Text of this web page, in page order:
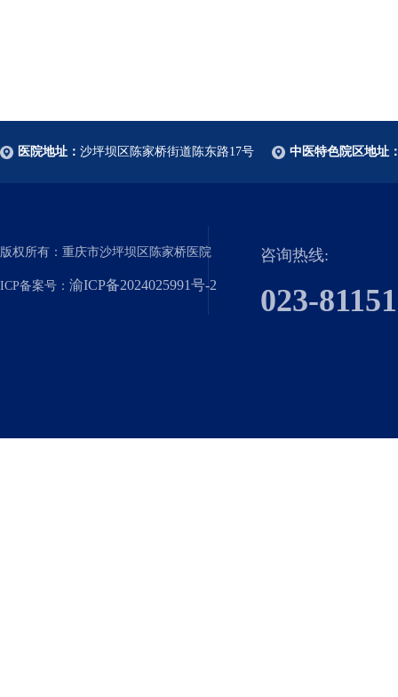
医院地址： 沙坪坝区陈家桥街道陈东路17号 中医特色院区地址
版权所有：重庆市沙坪坝区陈家桥医院
ICP备案号： 渝ICP备2024025991号-2
咨询热线:
023-